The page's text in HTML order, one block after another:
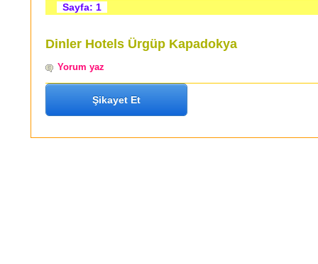
Sayfa: 1
Dinler Hotels Ürgüp Kapadokya
Yorum yaz
Şikayet Et